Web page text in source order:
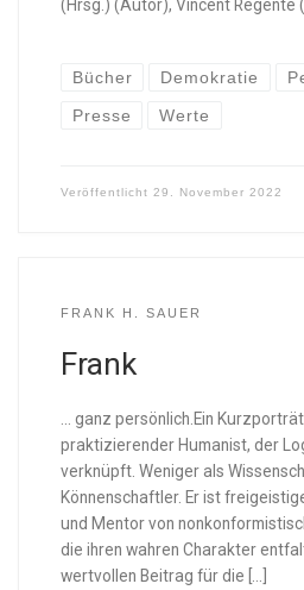
(Hrsg.) (Autor), Vincent Regente
Bücher Demokratie
Presse Werte
Veröffentlicht 29. November 2022
FRANK H. SAUER
Frank
… ganz persönlich.Ein
praktizierender Humanist, der
verknüpft. Weniger als
Könnenschaftler. Er ist
und Mentor von
die ihren wahren Charakter
wertvollen Beitrag für die […]